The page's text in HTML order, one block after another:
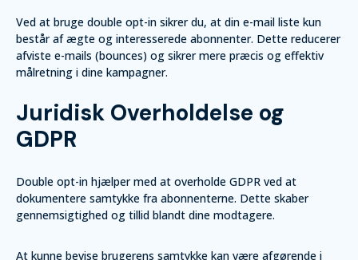
Ved at bruge double opt-in sikrer du, at din e-mail liste kun
består af ægte og interesserede abonnenter. Dette reducerer
afviste e-mails (bounces) og sikrer mere præcis og effektiv
målretning i dine kampagner.
Juridisk Overholdelse og
GDPR
Double opt-in hjælper med at overholde GDPR ved at
dokumentere samtykke fra abonnenterne. Dette skaber
gennemsigtighed og tillid blandt dine modtagere.
At kunne bevise brugerens samtykke kan være afgørende i